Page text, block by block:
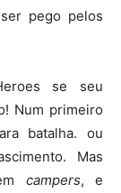
pego pelos
se seu
Num primeiro
batalha. ou
Mas
campers, e